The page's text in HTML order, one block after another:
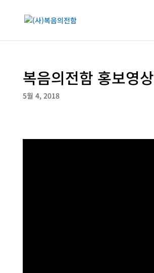
복음의전함 홍보영상
5월 4, 2018